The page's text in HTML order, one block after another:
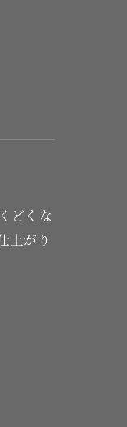
どくな
上がり